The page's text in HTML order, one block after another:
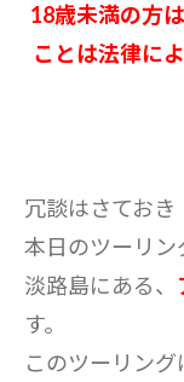
18歳未満の方
ことは法律に
冗談はさておき
本日のツーリン
淡路島にある、
す。
このツーリン